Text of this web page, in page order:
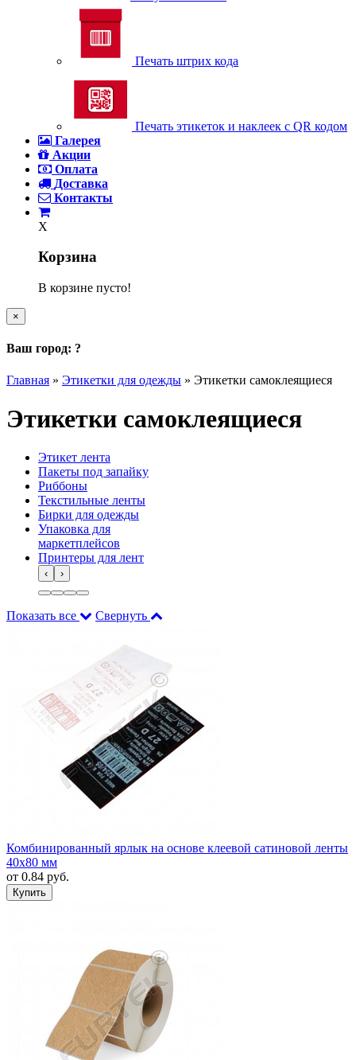
Печать штрих кода
Печать этикеток и наклеек с QR кодом
Галерея
Акции
Оплата
Доставка
Контакты
X
Корзина
В корзине пусто!
×
Ваш город: ?
Главная » Этикетки для одежды » Этикетки самоклеящиеся
Этикетки самоклеящиеся
Этикет лента
Пакеты под запайку
Риббоны
Текстильные ленты
Бирки для одежды
Упаковка для
маркетплейсов
Принтеры для лент
‹ ›
Показать все Свернуть
Комбинированный ярлык на основе клеевой сатиновой ленты
40х80 мм
от 0.84 руб.